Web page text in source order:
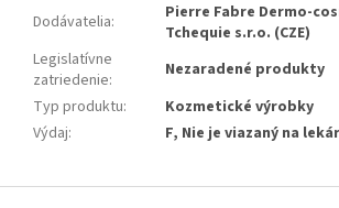
Dodávatelia:
Pierre Fabre Dermo-
Tchequie s.r.o. (CZE)
Legislatívne
zatriedenie:
Nezaradené produkty
Typ produktu:
Kozmetické výrobky
Výdaj: F, Nie je viazaný na